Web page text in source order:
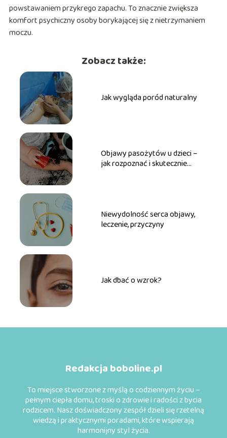
powstawaniem przykrego zapachu. To znacznie zwiększa
komfort psychiczny osoby borykającej się z nietrzymaniem
moczu.
Zobacz także:
Jak wygląda poród naturalny
Objawy pasożytów u dzieci –
jak rozpoznać i skutecznie
Niewydolność serca objawy,
leczenie, przyczyny
Jak dbać o wzrok?
Redakcja boboline.pl
To miejsce stworzone z myślą o codziennym życiu –
pełnym ciepła domu, troski o zdrowie i radości z bycia
rodzicem. Nasz doświadczony zespół dzieli się rzetelną
wiedzą i praktycznymi poradami, które wspierają
harmonijny styl życia.